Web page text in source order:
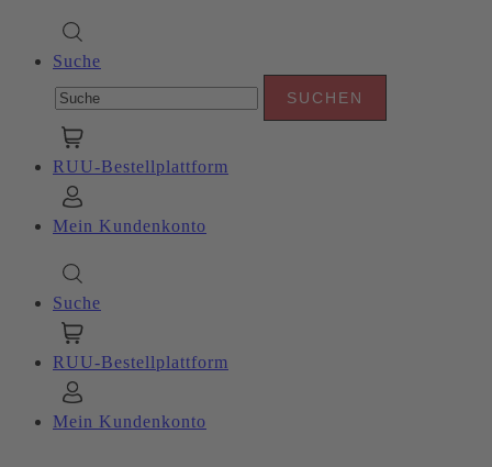
Suche
RUU-Bestellplattform
Mein Kundenkonto
Suche
RUU-Bestellplattform
Mein Kundenkonto